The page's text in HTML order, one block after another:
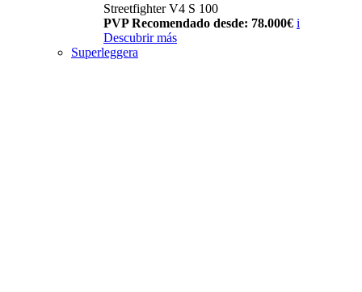
Streetfighter V4 S 100
PVP Recomendado desde: 78.000€ i
Descubrir más
Superleggera